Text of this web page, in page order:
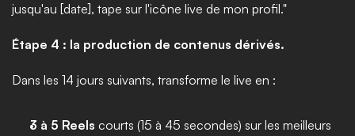
jusqu'au [date], tape sur l'icône live de mon profil."
Étape 4 : la production de contenus dérivés.
Dans les 14 jours suivants, transforme le live en :
3 à 5 Reels courts (15 à 45 secondes) sur les meilleurs